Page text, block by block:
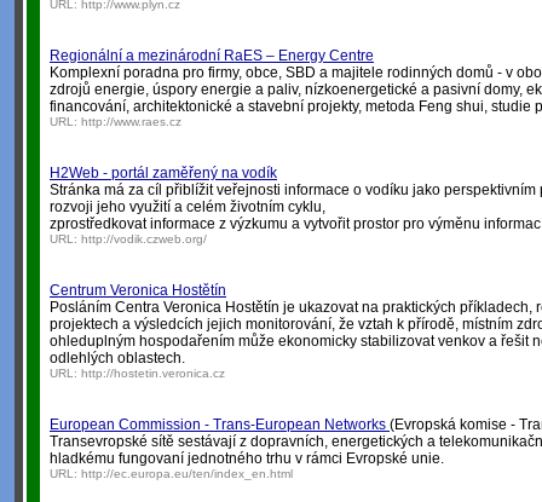
URL: http://www.plyn.cz
Regionální a mezinárodní RaES – Energy Centre
Komplexní poradna pro firmy, obce, SBD a majitele rodinných domů - v
zdrojů energie, úspory energie a paliv, nízkoenergetické a pasivní domy,
financování, architektonické a stavební projekty, metoda Feng shui, studie
URL: http://www.raes.cz
H2Web - portál zaměřený na vodík
Stránka má za cíl přiblížit veřejnosti informace o vodíku jako
rozvoji jeho využití a celém životním cyklu,
zprostředkovat informace z výzkumu a vytvořit prostor pro výměnu
URL: http://vodik.czweb.org/
Centrum Veronica Hostětín
Posláním Centra Veronica Hostětín je ukazovat na praktických příkladech,
projektech a výsledcích jejich monitorování, že vztah k přírodě, místním
ohleduplným hospodařením může ekonomicky stabilizovat venkov a řešit
odlehlých oblastech.
URL: http://hostetin.veronica.cz
European Commission - Trans-European Networks (Evropská komise -
Transevropské sítě sestávají z dopravních, energetických a
hladkému fungovaní jednotného trhu v rámci Evropské unie.
URL: http://ec.europa.eu/ten/index_en.html